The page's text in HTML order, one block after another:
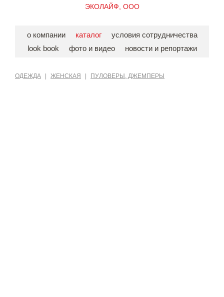
ЭКОЛАЙФ, ООО
о компании каталог
условия сотрудничества
look book
фото и видео новости и репортажи
ОДЕЖДА ЖЕНСКАЯ ПУЛОВЕРЫ, ДЖЕМПЕРЫ